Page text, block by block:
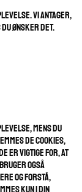
Vi antager,
ønsker det.
mens du
de cookies,
er vigtige for, at
også
og forstå,